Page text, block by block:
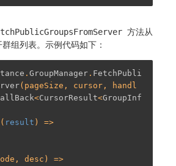
方法从
组列表。示例代码如下：
. GroupManager . FetchPubli
(pageSize, cursor, handl
<CursorResult<GroupInf
result ) =>